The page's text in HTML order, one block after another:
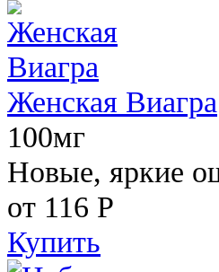
Женская Виагра
100мг
Новые, яркие
от 116 Р
Купить